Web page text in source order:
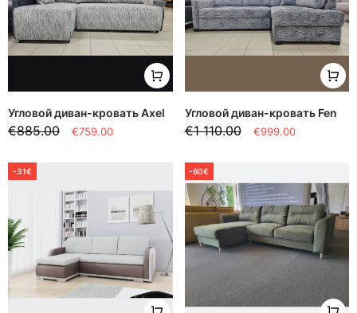
Угловой диван-кровать Axel
€885.00 €759.00
Угловой диван-кровать Fen
€1 110.00 €999.00
-31€ -60€